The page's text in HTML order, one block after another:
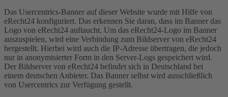
Das Usercentrics-Banner auf dieser Website wurde mit Hilfe von
eRecht24 konfiguriert. Das erkennen Sie daran, dass im Banner das
Logo von eRecht24 auftaucht. Um das eRecht24-Logo im Banner
auszuspielen, wird eine Verbindung zum Bildserver von eRecht24
hergestellt. Hierbei wird auch die IP-Adresse übertragen, die jedoch
nur in anonymisierter Form in den Server-Logs gespeichert wird.
Der Bildserver von eRecht24 befindet sich in Deutschland bei
einem deutschen Anbieter. Das Banner selbst wird ausschließlich
von Usercentrics zur Verfügung gestellt.